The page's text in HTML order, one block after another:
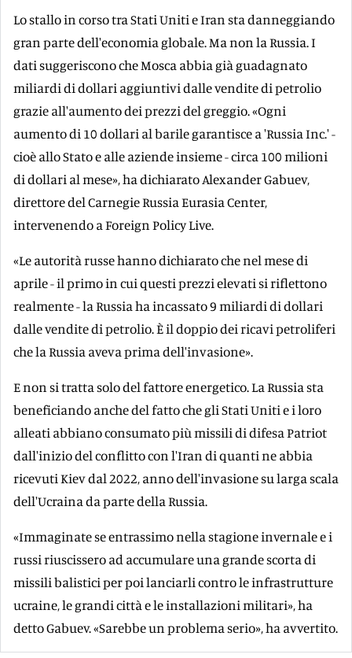
Lo stallo in corso tra Stati Uniti e Iran sta danneggiando
gran parte dell'economia globale. Ma non la Russia. I
dati suggeriscono che Mosca abbia già guadagnato
miliardi di dollari aggiuntivi dalle vendite di petrolio
grazie all'aumento dei prezzi del greggio. «Ogni
aumento di 10 dollari al barile garantisce a 'Russia Inc.' -
cioè allo Stato e alle aziende insieme - circa 100 milioni
di dollari al mese», ha dichiarato Alexander Gabuev,
direttore del Carnegie Russia Eurasia Center,
intervenendo a Foreign Policy Live.
«Le autorità russe hanno dichiarato che nel mese di
aprile - il primo in cui questi prezzi elevati si riflettono
realmente - la Russia ha incassato 9 miliardi di dollari
dalle vendite di petrolio. È il doppio dei ricavi petroliferi
che la Russia aveva prima dell'invasione».
E non si tratta solo del fattore energetico. La Russia sta
beneficiando anche del fatto che gli Stati Uniti e i loro
alleati abbiano consumato più missili di difesa Patriot
dall'inizio del conflitto con l'Iran di quanti ne abbia
ricevuti Kiev dal 2022, anno dell'invasione su larga scala
dell'Ucraina da parte della Russia.
«Immaginate se entrassimo nella stagione invernale e i
russi riuscissero ad accumulare una grande scorta di
missili balistici per poi lanciarli contro le infrastrutture
ucraine, le grandi città e le installazioni militari», ha
detto Gabuev. «Sarebbe un problema serio», ha avvertito.